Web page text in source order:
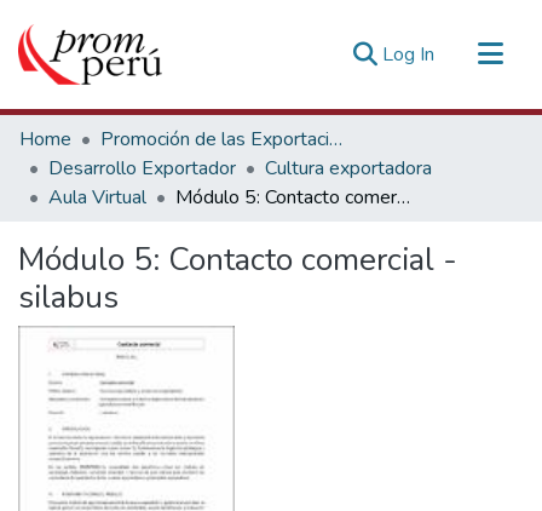
Log In (current)
Communities & Collections
All of DSpace
Statistics
Estadísticas Externas
Home
Promoción de las Exportaciones
Desarrollo Exportador
Cultura exportadora
Aula Virtual
Módulo 5: Contacto comercial - silabus
Módulo 5: Contacto comercial -
silabus